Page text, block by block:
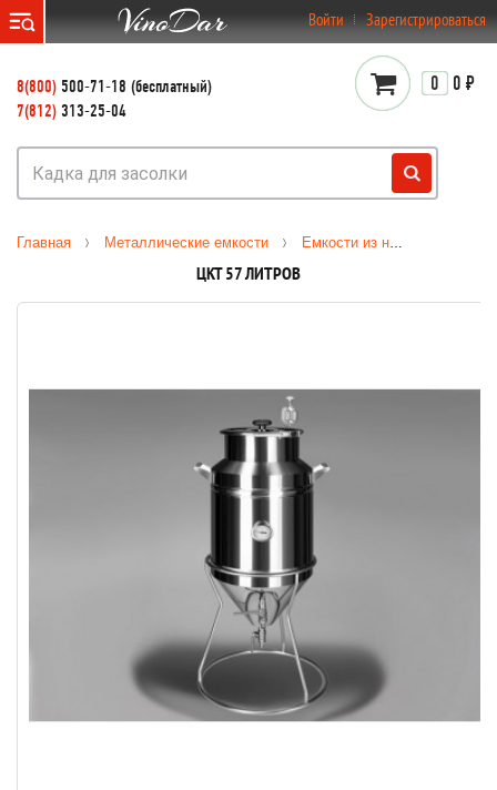
Войти Зарегистрироваться
8(800) 500-71-18 (бесплатный)
7(812) 313-25-04
0 0 ₽
Главная Металлические емкости Емкости из нержавеющей стали
ЦКТ 57 ЛИТРОВ